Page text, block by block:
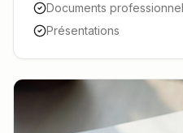
Documents
Présentations